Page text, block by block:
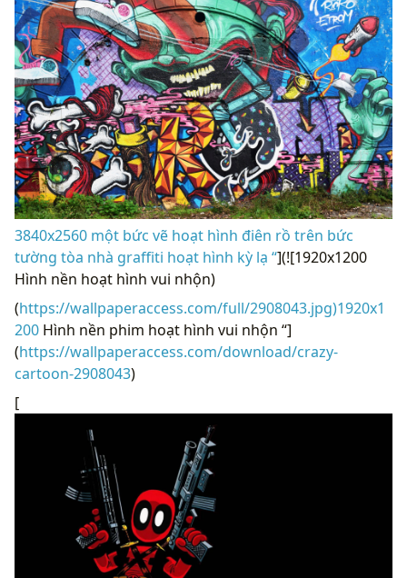
3840x2560 một bức vẽ hoạt hình điên rồ trên bức
tường tòa nhà graffiti hoạt hình kỳ lạ “](![1920x1200
Hình nền hoạt hình vui nhộn)
(https://wallpaperaccess.com/full/2908043.jpg)1920x1
200 Hình nền phim hoạt hình vui nhộn “]
(https://wallpaperaccess.com/download/crazy-
cartoon-2908043)
[